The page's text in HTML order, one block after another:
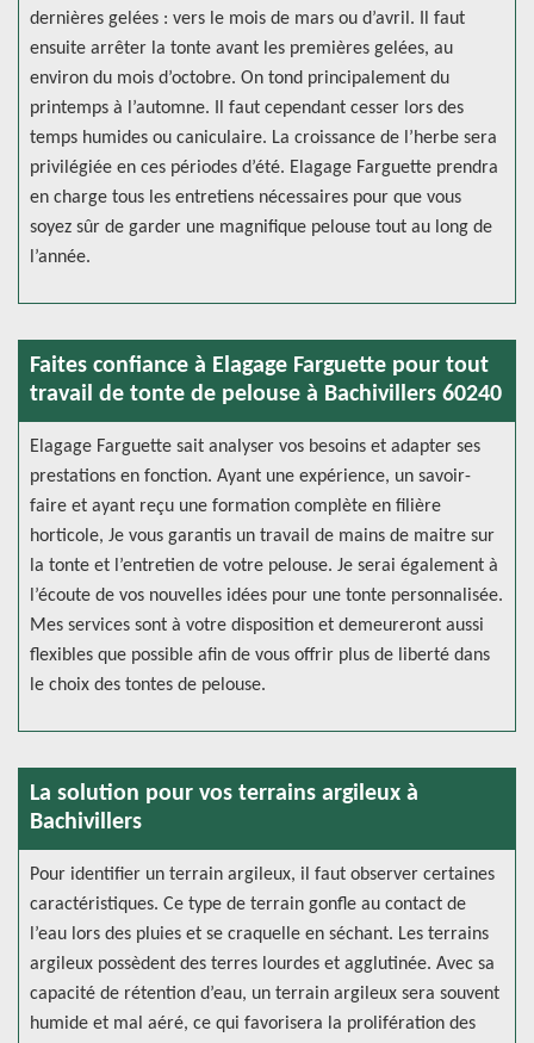
dernières gelées : vers le mois de mars ou d’avril. Il faut
ensuite arrêter la tonte avant les premières gelées, au
environ du mois d’octobre. On tond principalement du
printemps à l’automne. Il faut cependant cesser lors des
temps humides ou caniculaire. La croissance de l’herbe sera
privilégiée en ces périodes d’été. Elagage Farguette prendra
en charge tous les entretiens nécessaires pour que vous
soyez sûr de garder une magnifique pelouse tout au long de
l’année.
Faites confiance à Elagage Farguette pour tout
travail de tonte de pelouse à Bachivillers 60240
Elagage Farguette sait analyser vos besoins et adapter ses
prestations en fonction. Ayant une expérience, un savoir-
faire et ayant reçu une formation complète en filière
horticole, Je vous garantis un travail de mains de maitre sur
la tonte et l’entretien de votre pelouse. Je serai également à
l’écoute de vos nouvelles idées pour une tonte personnalisée.
Mes services sont à votre disposition et demeureront aussi
flexibles que possible afin de vous offrir plus de liberté dans
le choix des tontes de pelouse.
La solution pour vos terrains argileux à
Bachivillers
Pour identifier un terrain argileux, il faut observer certaines
caractéristiques. Ce type de terrain gonfle au contact de
l’eau lors des pluies et se craquelle en séchant. Les terrains
argileux possèdent des terres lourdes et agglutinée. Avec sa
capacité de rétention d’eau, un terrain argileux sera souvent
humide et mal aéré, ce qui favorisera la prolifération des